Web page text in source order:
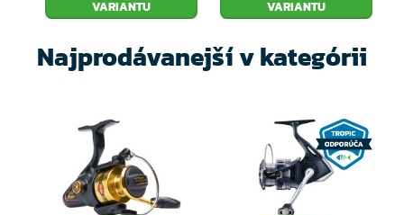
VARIANTU
VARIANTU
Najprodávanejší v kategórii